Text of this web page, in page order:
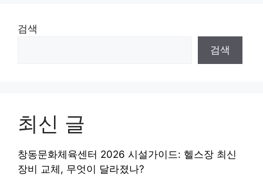
검색
검색
최신 글
창동문화체육센터 2026 시설가이드: 헬스장 최신
장비 교체, 무엇이 달라졌나?